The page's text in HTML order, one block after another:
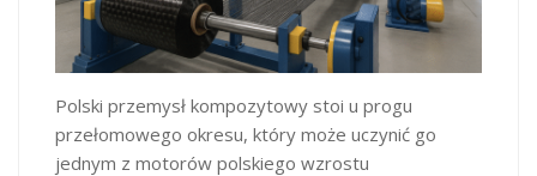
Polski przemysł kompozytowy stoi u progu
przełomowego okresu, który może uczynić go
jednym z motorów polskiego wzrostu